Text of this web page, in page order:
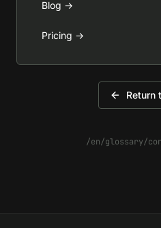
Blog →
Pricing →
Return
/en/glossary/